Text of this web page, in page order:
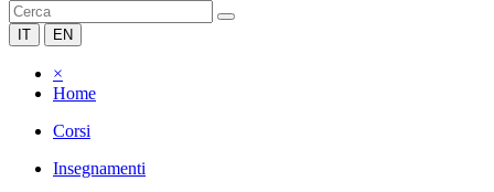
IT EN
×
Home
Corsi
Insegnamenti